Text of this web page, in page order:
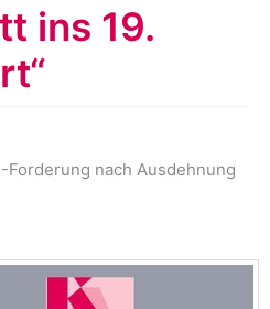
ins 19.
nach Ausdehnung